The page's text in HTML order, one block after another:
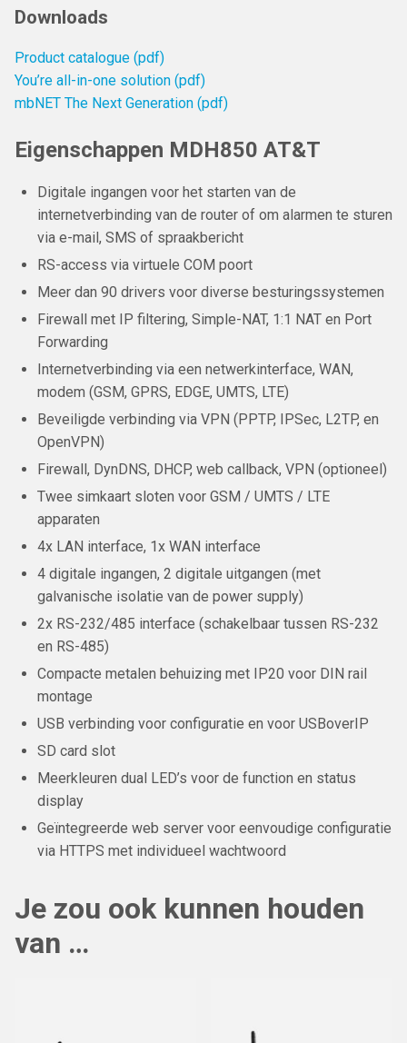
Downloads
Product catalogue (pdf)
You’re all-in-one solution (pdf)
mbNET The Next Generation (pdf)
Eigenschappen MDH850 AT&T
Digitale ingangen voor het starten van de
internetverbinding van de router of om alarmen te sturen
via e-mail, SMS of spraakbericht
RS-access via virtuele COM poort
Meer dan 90 drivers voor diverse besturingssystemen
Firewall met IP filtering, Simple-NAT, 1:1 NAT en Port
Forwarding
Internetverbinding via een netwerkinterface, WAN,
modem (GSM, GPRS, EDGE, UMTS, LTE)
Beveiligde verbinding via VPN (PPTP, IPSec, L2TP, en
OpenVPN)
Firewall, DynDNS, DHCP, web callback, VPN (optioneel)
Twee simkaart sloten voor GSM / UMTS / LTE
apparaten
4x LAN interface, 1x WAN interface
4 digitale ingangen, 2 digitale uitgangen (met
galvanische isolatie van de power supply)
2x RS-232/485 interface (schakelbaar tussen RS-232
en RS-485)
Compacte metalen behuizing met IP20 voor DIN rail
montage
USB verbinding voor configuratie en voor USBoverIP
SD card slot
Meerkleuren dual LED’s voor de function en status
display
Geïntegreerde web server voor eenvoudige configuratie
via HTTPS met individueel wachtwoord
Je zou ook kunnen houden
van …